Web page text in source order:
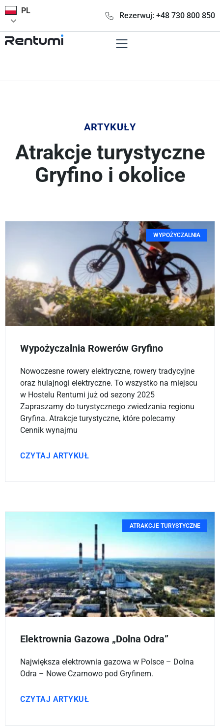
PL
Rezerwuj: +48 730 800 850
ARTYKUŁY
Atrakcje turystyczne
Gryfino i okolice
WYPOŻYCZALNIA
Wypożyczalnia Rowerów Gryfino
Nowoczesne rowery elektryczne, rowery tradycyjne
oraz hulajnogi elektryczne. To wszystko na miejscu
w Hostelu Rentumi już od sezony 2025
Zapraszamy do turystycznego zwiedzania regionu
Gryfina. Atrakcje turystyczne, które polecamy
Cennik wynajmu
CZYTAJ ARTYKUŁ
ATRAKCJE TURYSTYCZNE
Elektrownia Gazowa „Dolna Odra”
Największa elektrownia gazowa w Polsce – Dolna
Odra – Nowe Czarnowo pod Gryfinem.
CZYTAJ ARTYKUŁ